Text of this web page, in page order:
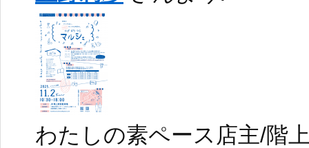
わたしの素ペース店主/階